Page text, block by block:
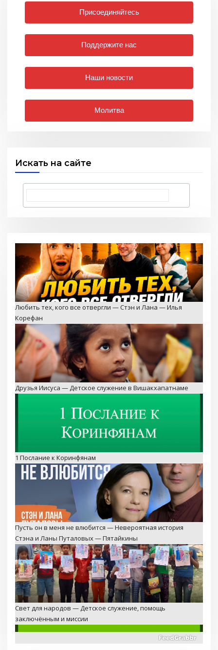
Присоединяйтесь
Поддержите нас
Наши новости
Молитва
Искать на сайте
Любить тех, кого все отвергли — Стэн и Лана — Илья
Корефан
Друзья Иисуса — Детское служение в Вишакхапатнаме
1 Послание к Коринфянам
Пусть он в меня не влюбится — Невероятная история
Стэна и Ланы Путаловых — Пятайкины
Свет для народов — Детское служение, помощь
заключённым и миссии